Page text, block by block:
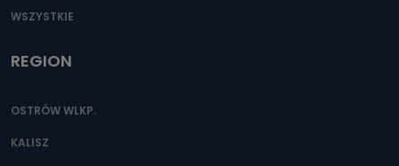
WSZYSTKIE
REGION
OSTRÓW WLKP.
KALISZ